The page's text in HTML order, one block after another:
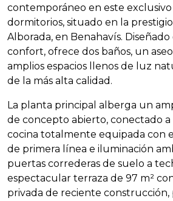
contemporáneo en este
dormitorios, situado en la
Alborada, en Benahavís.
confort, ofrece dos baños, un
amplios espacios llenos de luz
de la más alta calidad.
La planta principal alberga un
de concepto abierto, conectado
cocina totalmente equipada con
de primera línea e iluminación
puertas correderas de suelo a
espectacular terraza de 97 m²
privada de reciente construcción,